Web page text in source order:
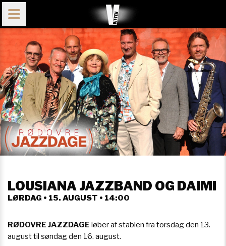
LOUSIANA JAZZBAND OG DAIMI​
LØRDAG • 15. AUGUST • 14:00
RØDOVRE JAZZDAGE løber af stablen fra torsdag den 13.
august til søndag den 16. august.